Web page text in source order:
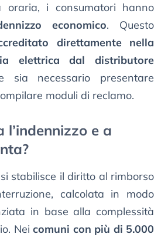
oraria, i consumatori hanno
economico. Questo
direttamente nella
elettrica dal distributore
sia necessario presentare
moduli di reclamo.
l’indennizzo e a
stabilisce il diritto al rimborso
calcolata in modo
in base alla complessità
Nei comuni con più di 5.000